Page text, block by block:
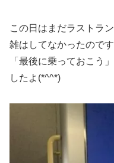
この日はまだラストラ
雑はしてなかったので
「最後に乗っておこう
したよ(*^^*)